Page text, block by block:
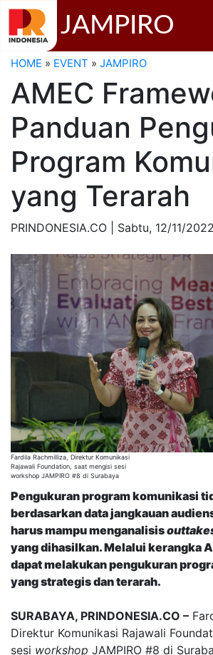
JAMPIRO
HOME » EVENT » JAMPIRO
AMEC
Panduan
Program
yang Terarah
PRINDONESIA.CO | Sabtu, 12/11/
Fardila Rachmilliza, Direktur Komunikasi
Rajawali Foundation, saat mengisi sesi
workshop JAMPIRO #8 di Surabaya
Pengukuran program komunikasi
berdasarkan data jangkauan
harus mampu menganalisis
yang dihasilkan. Melalui kerangka
dapat melakukan pengukuran
yang strategis dan terarah.
SURABAYA, PRINDONESIA.CO –
Direktur Komunikasi Rajawali
sesi workshop JAMPIRO #8 di